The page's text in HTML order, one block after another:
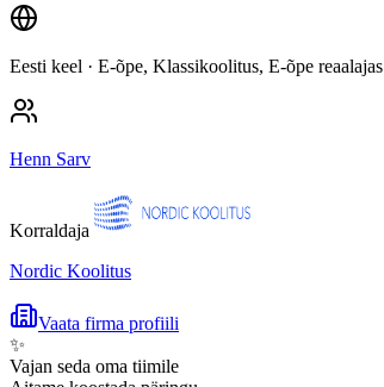
Eesti keel · E-õpe, Klassikoolitus, E-õpe reaalajas
Henn Sarv
Korraldaja
Nordic Koolitus
Vaata firma profiili
✨
Vajan seda oma tiimile